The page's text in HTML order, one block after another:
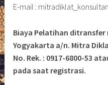
E-mail :
Biaya Pelatihan ditransfer
Yogyakarta a/n. Mitra
No. Rek. : 0917-6800-53
pada saat registrasi.